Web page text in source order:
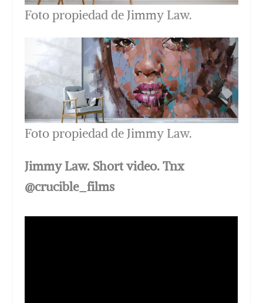
Foto propiedad de Jimmy Law.
Foto propiedad de Jimmy Law.
Jimmy Law. Short video. Tnx
@crucible_films